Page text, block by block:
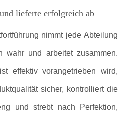
nimmt jede Abteilung
wahr und arbeitet zusammen.
effektiv vorangetrieben wird,
sicher, kontrolliert die
und strebt nach Perfektion,